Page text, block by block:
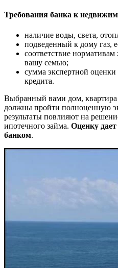
Требования банка к
наличие воды, света,
подведенный к дому газ,
соответствие
вашу семью;
сумма экспертной
кредита.
Выбранный вами дом, квартира
должны пройти полноценную
результаты повлияют на
ипотечного займа. Оценку
банком.